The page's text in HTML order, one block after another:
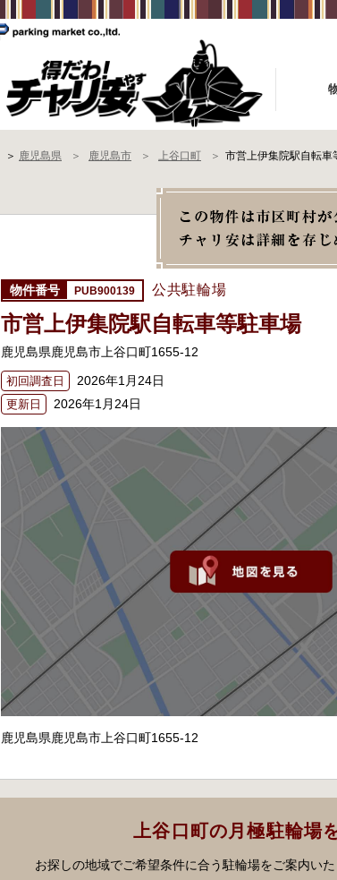
＞ 鹿児島県 鹿児島市 上谷口町 市営上伊集院駅自転車
PUB900139 公共駐輪場
市営上伊集院駅自転車等駐車場
鹿児島県鹿児島市上谷口町1655-12
初回調査日 2026年1月24日
更新日 2026年1月24日
鹿児島県鹿児島市上谷口町1655-12
上谷口町の月極駐輪場
お探しの地域でご希望条件に合う駐輪場をご案内い